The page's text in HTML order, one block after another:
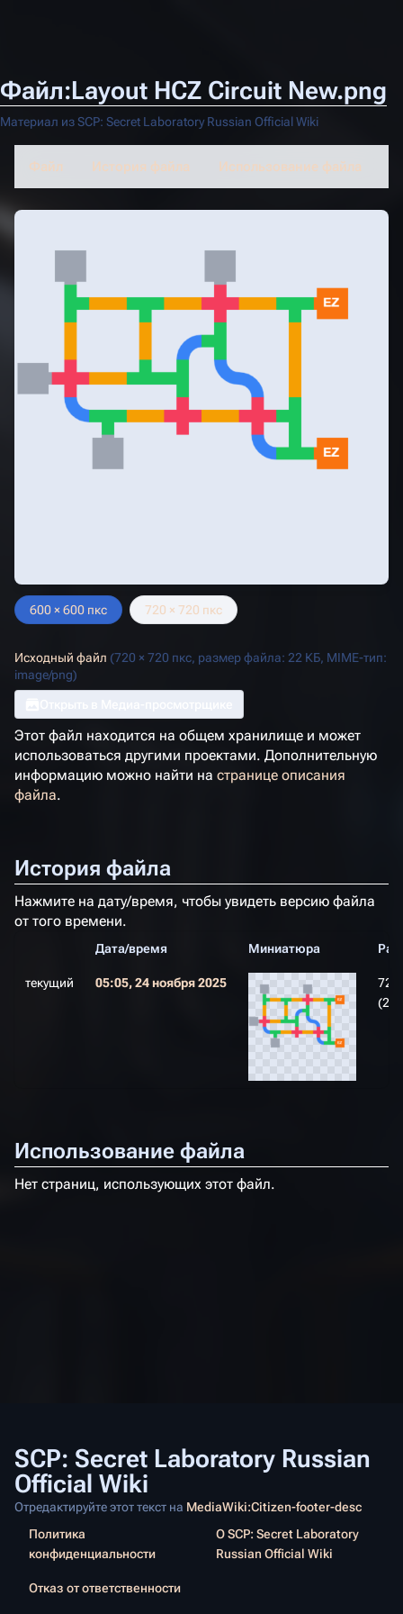
Файл:Layout HCZ Circuit New.png
Материал из SCP: Secret Laboratory Russian Official Wiki
Файл История файла Использование файла
600 × 600 пкс 720 × 720 пкс
Исходный файл (720 × 720 пкс, размер файла: 22 КБ, MIME-тип:
image/png)
Этот файл находится на общем хранилище и может
использоваться другими проектами. Дополнительную
информацию можно найти на странице описания
файла.
История файла
Нажмите на дату/время, чтобы увидеть версию файла
от того времени.
Дата/время Миниатюра
текущий 05:05, 24 ноября 2025
720
(22
Использование файла
Нет страниц, использующих этот файл.
SCP: Secret Laboratory Russian
Official Wiki
Отредактируйте этот текст на MediaWiki:Citizen-footer-desc
Политика
конфиденциальности
О SCP: Secret Laboratory
Russian Official Wiki
Отказ от ответственности